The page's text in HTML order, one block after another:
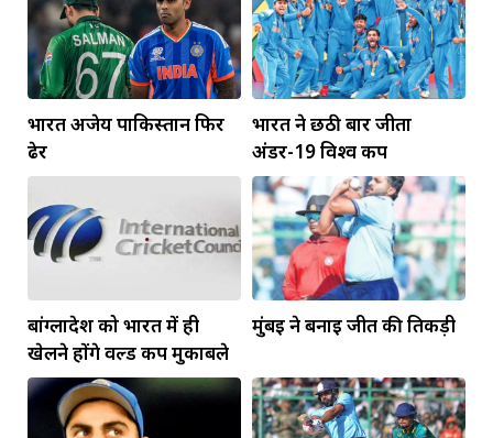
भारत अजेय पाकिस्तान फिर
ढेर
भारत ने छठी बार जीता
अंडर-19 विश्व कप
बांग्लादेश को भारत में ही
खेलने होंगे वर्ल्ड कप मुकाबले
मुंबई ने बनाई जीत की तिकड़ी